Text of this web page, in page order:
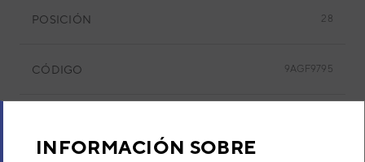
INFORMACIÓN SOBRE
POSICIÓN 28
CÓDIGO 9AGF9795